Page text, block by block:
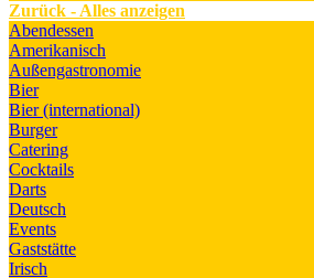
Zurück - Alles anzeigen
Abendessen
Amerikanisch
Außengastronomie
Bier
Bier (international)
Burger
Catering
Cocktails
Darts
Deutsch
Events
Gaststätte
Irisch